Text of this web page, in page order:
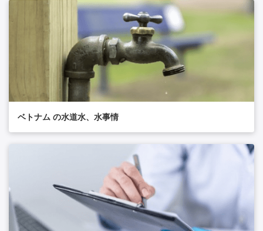
ベトナム の水道水、水事情